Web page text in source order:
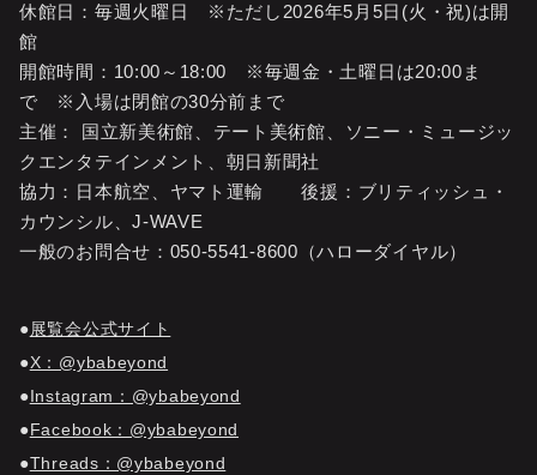
休館日：毎週火曜日 ※ただし2026年5月5日(火・祝)は開
館
開館時間：10:00～18:00 ※毎週金・土曜日は20:00ま
で ※入場は閉館の30分前まで
主催： 国立新美術館、テート美術館、ソニー・ミュージッ
クエンタテインメント、朝日新聞社
協力：日本航空、ヤマト運輸 後援：ブリティッシュ・
カウンシル、J-WAVE
一般のお問合せ：050-5541-8600（ハローダイヤル）
展覧会公式サイト
X：@ybabeyond
Instagram：@ybabeyond
Facebook：@ybabeyond
Threads：@ybabeyond